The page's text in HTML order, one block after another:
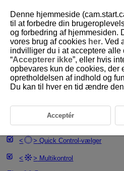
D180-023
Grundlæggende
Sådan holder du kameraet
Udløserknap
Quick Control-vælger
Multikontrol
Denne hjemmeside
til at forbedre din
og forbedring af hjemmesiden.
vores brug af cookies her. Ved
indvilliger du i at acceptere alle
“Accepterer ikke”, eller hvis
opbevares kun de cookies, der
opretholdelsen af indhold og
Du kan til hver en tid ændre
Acceptér